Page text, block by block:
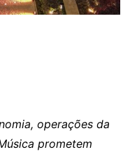
operações da
prometem